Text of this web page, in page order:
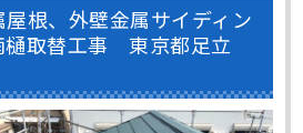
根、外壁金属サイディン
樋取替工事 東京都足立